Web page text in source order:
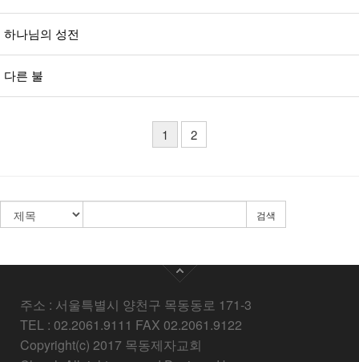
하나님의 성전
다른 불
1 2
검색
주소 : 서울특별시 양천구 목동동로 171-3
TEL : 02.2061.9111 FAX 02.2061.9122
Copyright(c) 2017 목동제자교회